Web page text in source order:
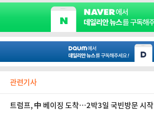
관련기사
트럼프, 中 베이징 도착…2박3일 국빈방문 시작